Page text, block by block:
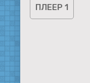
ПЛЕЕР 1